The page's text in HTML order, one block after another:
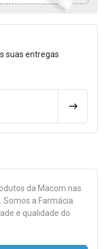
Frete
suas entregas
da Macom nas
Somos a Farmácia
e qualidade do